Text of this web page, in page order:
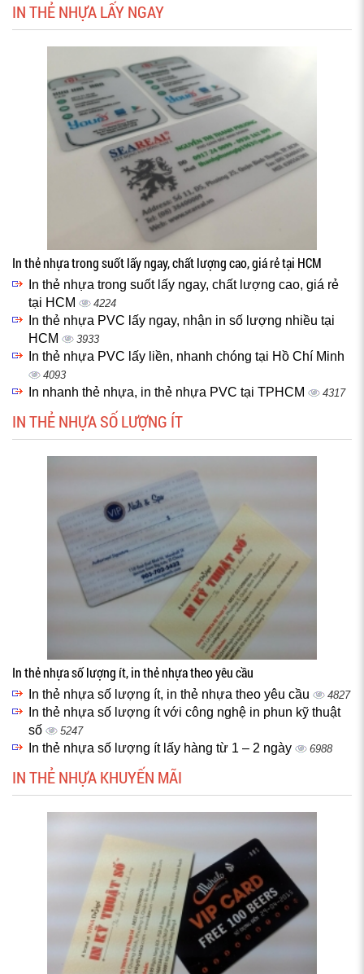
IN THẺ NHỰA LẤY NGAY
In thẻ nhựa trong suốt lấy ngay, chất lượng cao, giá rẻ tại HCM
In thẻ nhựa trong suốt lấy ngay, chất lượng cao, giá rẻ
tại HCM
4224
In thẻ nhựa PVC lấy ngay, nhận in số lượng nhiều tại
HCM
3933
In thẻ nhựa PVC lấy liền, nhanh chóng tại Hồ Chí Minh
4093
In nhanh thẻ nhựa, in thẻ nhựa PVC tại TPHCM 4317
IN THẺ NHỰA SỐ LƯỢNG ÍT
In thẻ nhựa số lượng ít, in thẻ nhựa theo yêu cầu
In thẻ nhựa số lượng ít, in thẻ nhựa theo yêu cầu 4827
In thẻ nhựa số lượng ít với công nghệ in phun kỹ thuật
số
5247
In thẻ nhựa số lượng ít lấy hàng từ 1 – 2 ngày 6988
IN THẺ NHỰA KHUYẾN MÃI